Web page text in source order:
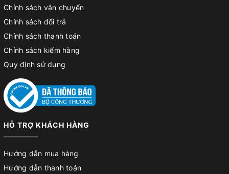
Chính sách vận chuyển
Chính sách đổi trả
Chính sách thanh toán
Chính sách kiểm hàng
Quy định sử dụng
HỖ TRỢ KHÁCH HÀNG
Hướng dẫn mua hàng
Hướng dẫn thanh toán